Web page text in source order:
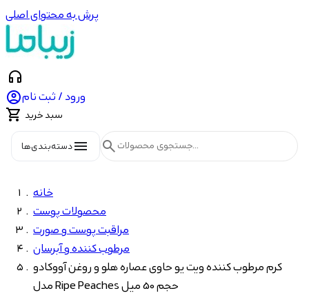
پرش به محتوای اصلی
headphones
ورود / ثبت نام
 سبد خرید
menuدسته‌بندی‌ها search
خانه
محصولات پوست
مراقبت پوست و صورت
مرطوب کننده و آبرسان
کرم مرطوب کننده ویت یو حاوی عصاره هلو و روغن آووکادو
مدل Ripe Peaches حجم 50 میل